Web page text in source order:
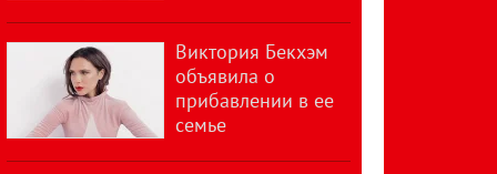
Виктория Бекхэм
объявила о
прибавлении в ее
семье